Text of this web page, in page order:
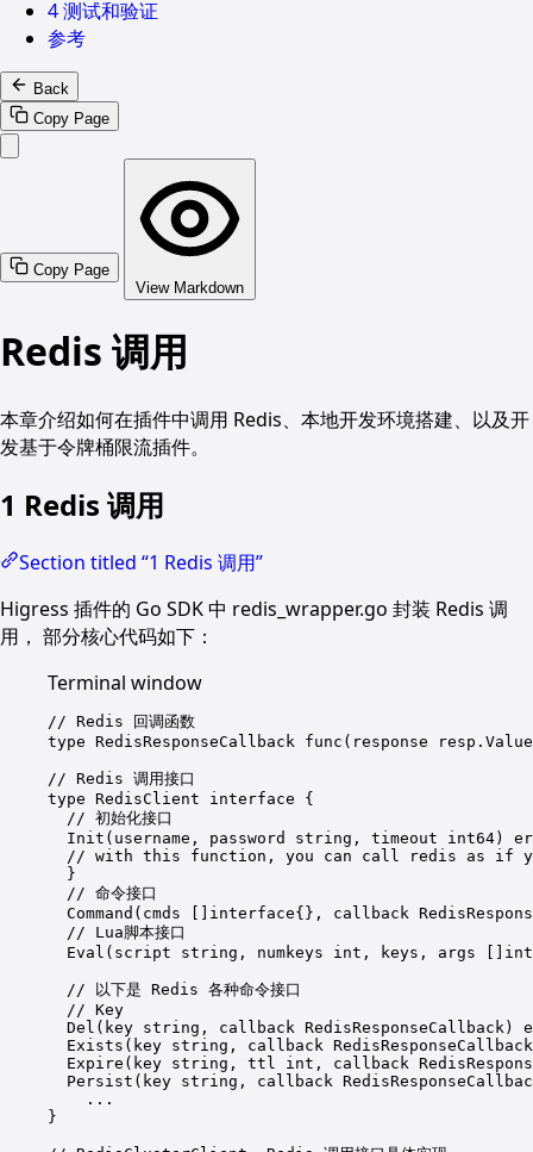
4 测试和验证
参考
Back
Copy Page
Copy Page
View Markdown
Redis 调用
本章介绍如何在插件中调用 Redis、本地开发环境搭建、以及开
发基于令牌桶限流插件。
1 Redis 调用
Section titled “1 Redis 调用”
Higress 插件的 Go SDK 中 redis_wrapper.go 封装 Redis 调
用， 部分核心代码如下：
Terminal window
// Redis
回调函数
type RedisResponseCallback func ( response resp.Value
// Redis 调用接口
type RedisClient interface
{
// 初始化接口
Init(username,
password string, timeout int64)
// with this function, you can call redis as if
}
// 命令接口
Command(cmds []interface{}, callback
//
Lua脚本接口
Eval(script
string, numkeys int, keys, args
// 以下是 Redis 各种命令接口
// Key
Del(key string, callback RedisResponseCallback )
Exists(key string, callback RedisResponseCallback
Expire(key string, ttl int, callback
Persist(key string, callback
...
}